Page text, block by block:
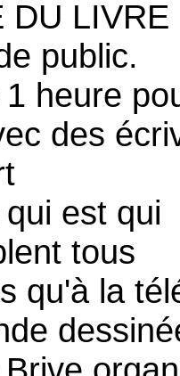
DU LIVRE
public.
heure
des
est qui
tous
qu'à la